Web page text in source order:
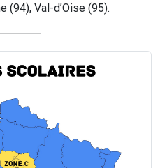
(94), Val-d’Oise (95).